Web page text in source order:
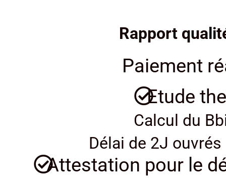
Rapport
Paiement
Etude
Calcul du
Délai de 2J
Attestation pour le